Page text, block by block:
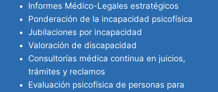
Informes Médico-Legales estratégicos
Ponderación de la incapacidad psicofísica
Jubilaciones por incapacidad
Valoración de discapacidad
Consultorías médica continua en juicios,
trámites y reclamos
Evaluación psicofísica de personas para